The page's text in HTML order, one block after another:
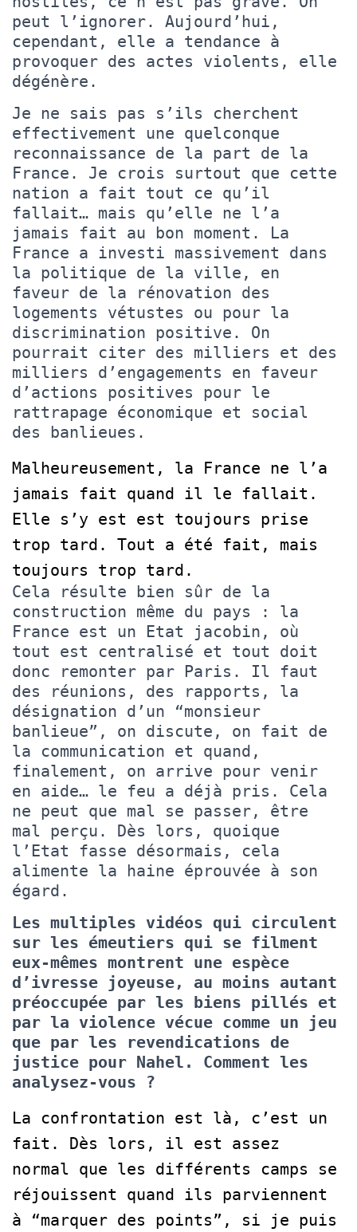
peut l’ignorer. Aujourd’hui,
cependant, elle a tendance à
provoquer des actes violents, elle
dégénère.
Je ne sais pas s’ils cherchent
effectivement une quelconque
reconnaissance de la part de la
France. Je crois surtout que cette
nation a fait tout ce qu’il
fallait… mais qu’elle ne l’a
jamais fait au bon moment. La
France a investi massivement dans
la politique de la ville, en
faveur de la rénovation des
logements vétustes ou pour la
discrimination positive. On
pourrait citer des milliers et des
milliers d’engagements en faveur
d’actions positives pour le
rattrapage économique et social
des banlieues.
Malheureusement, la France ne l’a
jamais fait quand il le fallait.
Elle s’y est est toujours prise
trop tard. Tout a été fait, mais
toujours trop tard.
Cela résulte bien sûr de la
construction même du pays : la
France est un Etat jacobin, où
tout est centralisé et tout doit
donc remonter par Paris. Il faut
des réunions, des rapports, la
désignation d’un “monsieur
banlieue”, on discute, on fait de
la communication et quand,
finalement, on arrive pour venir
en aide… le feu a déjà pris. Cela
ne peut que mal se passer, être
mal perçu. Dès lors, quoique
l’Etat fasse désormais, cela
alimente la haine éprouvée à son
égard.
Les multiples vidéos qui circulent
sur les émeutiers qui se filment
eux-mêmes montrent une espèce
d’ivresse joyeuse, au moins autant
préoccupée par les biens pillés et
par la violence vécue comme un jeu
que par les revendications de
justice pour Nahel. Comment les
analysez-vous ?
La confrontation est là, c’est un
fait. Dès lors, il est assez
normal que les différents camps se
réjouissent quand ils parviennent
à “marquer des points”, si je puis